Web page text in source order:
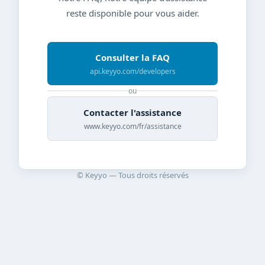
reste disponible pour vous aider.
Consulter la FAQ
api.keyyo.com/developers
ou
Contacter l'assistance
www.keyyo.com/fr/assistance
© Keyyo — Tous droits réservés